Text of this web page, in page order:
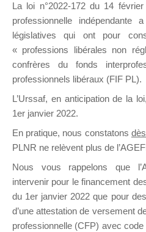
La loi n°2022-172 du 14
professionnelle indépendante
législatives qui ont pour
« professions libérales non
confrères du fonds
professionnels libéraux (FIF PL).
L’Urssaf, en anticipation de la loi
1er janvier 2022.
En pratique, nous constatons
PLNR ne relèvent plus de
Nous vous rappelons que
intervenir pour le financement
du 1er janvier 2022 que pour
d’une attestation de versement
professionnelle (CFP) avec